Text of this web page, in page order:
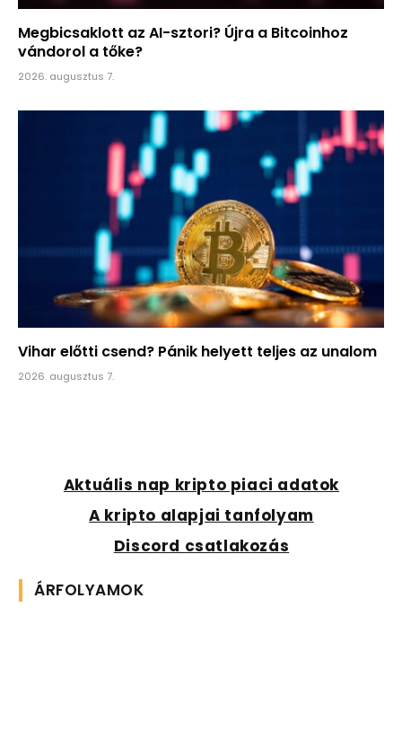
Megbicsaklott az AI-sztori? Újra a Bitcoinhoz
vándorol a tőke?
2026. augusztus 7.
Vihar előtti csend? Pánik helyett teljes az unalom
2026. augusztus 7.
Aktuális nap kripto piaci adatok
A kripto alapjai tanfolyam
Discord csatlakozás
ÁRFOLYAMOK